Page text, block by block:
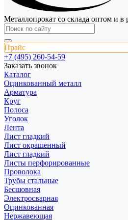
Металлопрокат со склада оптом и в
Прайс
+7 (495) 260-54-59
Заказать звонок
Каталог
Оцинкованный металл
Арматура
Круг
Полоса
Уголок
Лента
Лист гладкий
Лист окрашенный
Лист гладкий
Листы перфорированные
Проволока
Трубы стальные
Бесшовная
Электросварная
Оцинкованная
Нержавеющая